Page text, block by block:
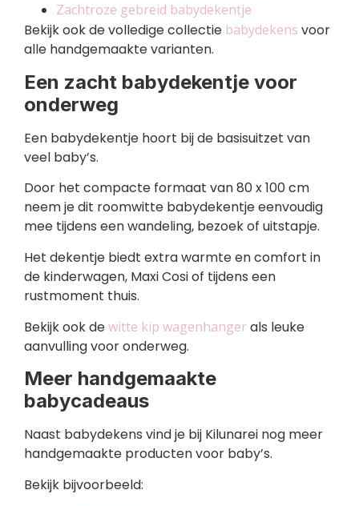
Zachtroze gebreid babydekentje
Bekijk ook de volledige collectie babydekens voor
alle handgemaakte varianten.
Een zacht babydekentje voor
onderweg
Een babydekentje hoort bij de basisuitzet van
veel baby’s.
Door het compacte formaat van 80 x 100 cm
neem je dit roomwitte babydekentje eenvoudig
mee tijdens een wandeling, bezoek of uitstapje.
Het dekentje biedt extra warmte en comfort in
de kinderwagen, Maxi Cosi of tijdens een
rustmoment thuis.
Bekijk ook dewitte kip wagenhangerals leuke
aanvulling voor onderweg.
Meer handgemaakte
babycadeaus
Naast babydekens vind je bij Kilunarei nog meer
handgemaakte producten voor baby’s.
Bekijk bijvoorbeeld: